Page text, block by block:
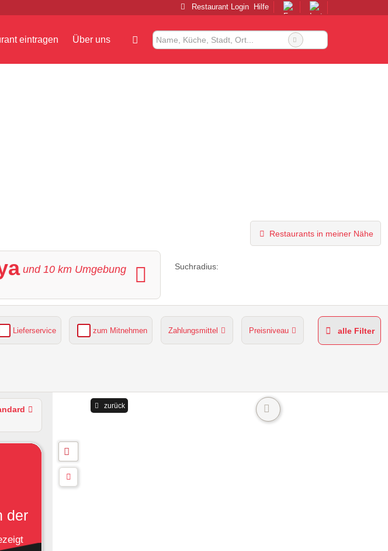
Restaurant Login Hilfe
eintragen Über uns
Restaurants in meiner Nähe
und 10 km Umgebung Suchradius:
Lieferservice zum Mitnehmen Zahlungsmittel Preisniveau alle Filter
der
zurück